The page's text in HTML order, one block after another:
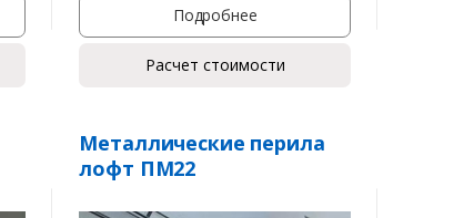
Подробнее
Расчет стоимости
Металлические перила
лофт ПМ22